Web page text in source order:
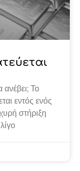
ανέβει; Το
εντός ενός
στήριξη